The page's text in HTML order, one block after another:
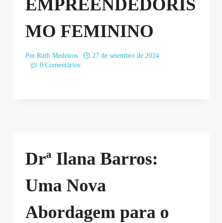
EMPREENDEDORIS
MO FEMININO
Por Ruth Medeiros
27 de setembro de 2024
0 Comentários
Drª Ilana Barros:
Uma Nova
Abordagem para o